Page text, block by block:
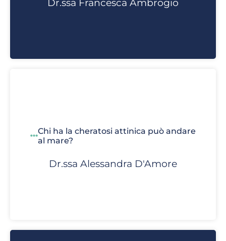
Dr.ssa Francesca Ambrogio
Chi ha la cheratosi attinica può andare
al mare?
Dr.ssa Alessandra D'Amore